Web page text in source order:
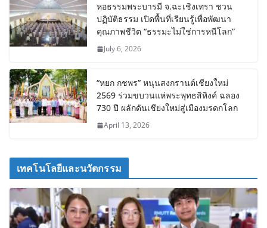
หอธรรมพระบารมี จ.ฉะเชิงเทรา ชวน
ปฏิบัติธรรม เปิดพื้นที่เรียนรู้เพื่อพัฒนา
คุณภาพชีวิต “ธรรมะไม่ใช่การหนีโลก”
July 6, 2026
“หยก กชพร” หนุนสงกรานต์เชียงใหม่
2569 ร่วมขบวนแห่พระพุทธสิหิงค์ ฉลอง
730 ปี ผลักดันเชียงใหม่สู่เมืองมรดกโลก
April 13, 2026
เทคโนโลยีและนวัตกรรม